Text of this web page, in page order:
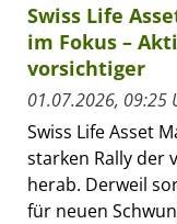
Swiss Life
im Fokus –
vorsichtiger
01.07.2026, 09:25
Swiss Life Asset
starken Rally der
herab. Derweil
für neuen